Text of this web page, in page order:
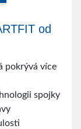
od
pokrývá více
spojky